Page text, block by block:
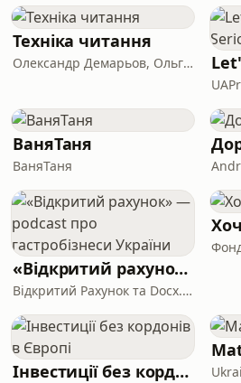
чоловік, вона говорить
що їй наснився сон, наче
у маскараді.
Техніка читання
Олександр Демарьов, Ольга Гнатко
ВаняТаня
ВаняТаня
«Відкритий рахунок» — podcast про гастробізнеси України
Відкритий Рахунок та Docx.ua
Інвестиції без кордонів в Європі